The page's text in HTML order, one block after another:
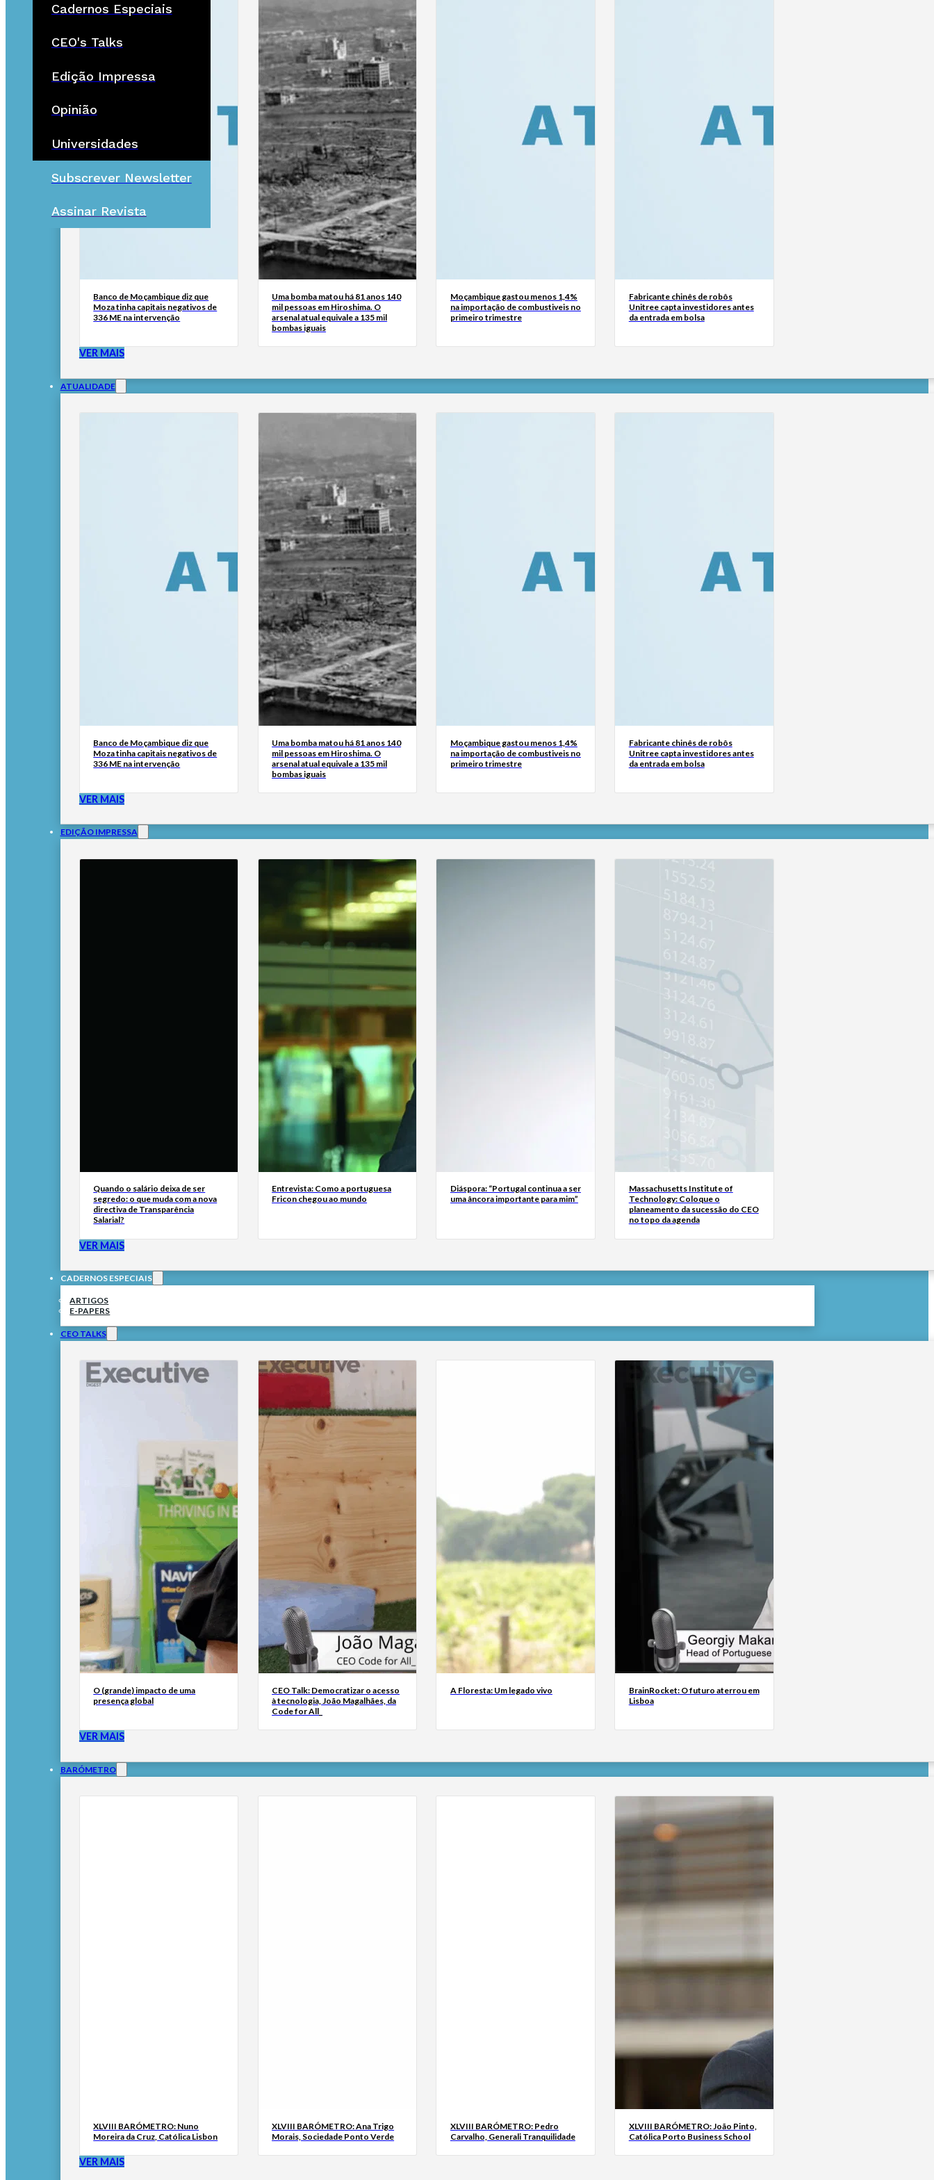
Cadernos Especiais
CEO's Talks
Edição Impressa
Opinião
Universidades
Subscrever Newsletter
Assinar Revista
Banco de Moçambique diz que
Moza tinha capitais negativos de
336 ME na intervenção
Uma bomba matou há 81 anos 140
mil pessoas em Hiroshima. O
arsenal atual equivale a 135 mil
bombas iguais
Moçambique gastou menos 1,4%
na importação de combustiveis no
primeiro trimestre
Fabricante chinês de robôs
Unitree capta investidores antes
da entrada em bolsa
VER MAIS
ATUALIDADE
Banco de Moçambique diz que
Moza tinha capitais negativos de
336 ME na intervenção
Uma bomba matou há 81 anos 140
mil pessoas em Hiroshima. O
arsenal atual equivale a 135 mil
bombas iguais
Moçambique gastou menos 1,4%
na importação de combustiveis no
primeiro trimestre
Fabricante chinês de robôs
Unitree capta investidores antes
da entrada em bolsa
VER MAIS
EDIÇÃO IMPRESSA
Quando o salário deixa de ser
segredo: o que muda com a nova
directiva de Transparência
Salarial?
Entrevista: Como a portuguesa
Fricon chegou ao mundo
Diáspora: “Portugal continua a ser
uma âncora importante para mim”
Massachusetts Institute of
Technology: Coloque o
planeamento da sucessão do CEO
no topo da agenda
VER MAIS
CADERNOS ESPECIAIS
ARTIGOS
E-PAPERS
CEO TALKS
O (grande) impacto de uma
presença global
CEO Talk: Democratizar o acesso
à tecnologia, João Magalhães, da
Code for All_
A Floresta: Um legado vivo
BrainRocket: O futuro aterrou em
Lisboa
VER MAIS
BARÓMETRO
XLVIII BARÓMETRO: Nuno
Moreira da Cruz, Católica Lisbon
XLVIII BARÓMETRO: Ana Trigo
Morais, Sociedade Ponto Verde
XLVIII BARÓMETRO: Pedro
Carvalho, Generali Tranquilidade
XLVIII BARÓMETRO: João Pinto,
Católica Porto Business School
VER MAIS